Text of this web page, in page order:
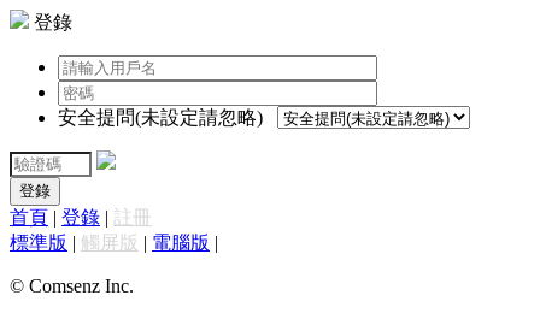
登錄
安全提問(未設定請忽略)
登錄
首頁 | 登錄 | 註冊
標準版 | 觸屏版 | 電腦版 |
© Comsenz Inc.